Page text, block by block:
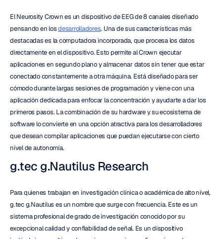
El Neurosity Crown es un dispositivo de EEG de 8 canales diseñado
pensando en los desarrolladores. Una de sus características más
destacadas es la computadora incorporada, que procesa los datos
directamente en el dispositivo. Esto permite al Crown ejecutar
aplicaciones en segundo plano y almacenar datos sin tener que estar
conectado constantemente a otra máquina. Está diseñado para ser
cómodo durante largas sesiones de programación y viene con una
aplicación dedicada para enfocar la concentración y ayudarte a dar los
primeros pasos. La combinación de su hardware y su ecosistema de
software lo convierte en una opción atractiva para los desarrolladores
que desean compilar aplicaciones que puedan ejecutarse con cierto
nivel de autonomía.
g.tec g.Nautilus Research
Para quienes trabajan en investigación clínica o académica de alto nivel,
g.tec g.Nautilus es un nombre que surge con frecuencia. Este es un
sistema profesional de grado de investigación conocido por su
excepcional calidad y confiabilidad de señal. Es un dispositivo